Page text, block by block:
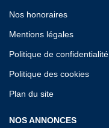
Nos honoraires
Mentions légales
Politique de confidentialité
Politique des cookies
Plan du site
NOS ANNONCES